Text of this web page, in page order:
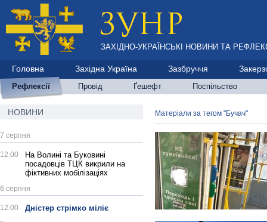
ЗАХІДНО-УКРАЇНСЬКІ НОВИНИ ТА
Головна Західна Україна Зазбруччя
Рефлексії Провід Ґешефт Поспільство
НОВИНИ
7 серпня
12:00
На Волині та Буковині
посадовців ТЦК викрили на
фіктивних мобілізаціях
6 серпня
12:00 Дністер стрімко міліє
Матеріали за тегом "Бучач"